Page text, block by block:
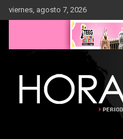
Saltar
al
viernes, agosto 7, 2026